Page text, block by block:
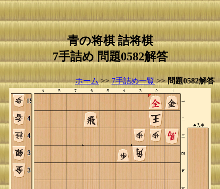
青の将棋 詰将棋
7手詰め 問題0582解答
ホーム>>7手詰め一覧>>問題0582解答